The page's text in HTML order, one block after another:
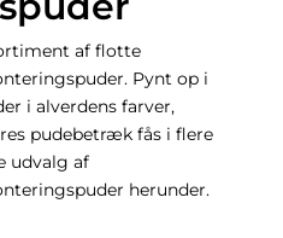
af flotte
Pynt op i
i alverdens farver,
pudebetræk fås i flere
udvalg af
herunder.